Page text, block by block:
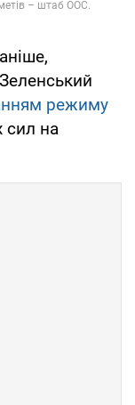
режиму
сил на